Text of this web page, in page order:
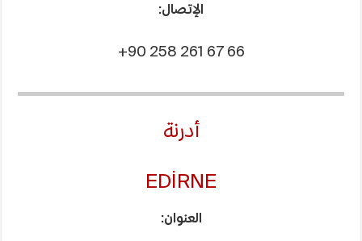
الإتصال:
+90 258 261 67 66
أدرنة
EDİRNE
العنوان: